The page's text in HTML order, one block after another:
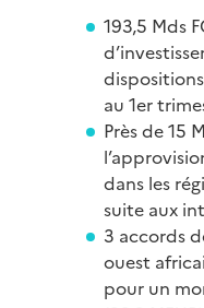
193,5 Mds
au 1er
Près de 15
dans les
suite aux
3 accords
ouest
pour un